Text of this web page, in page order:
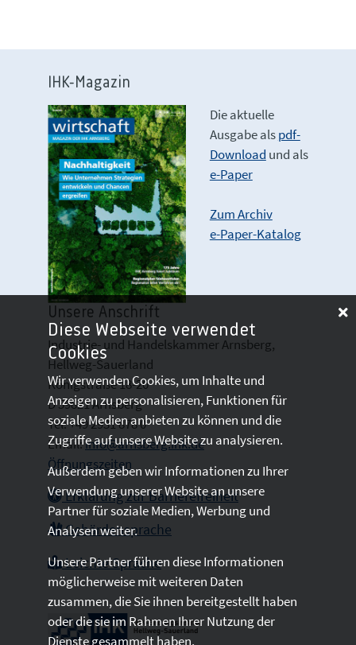
IHK-Magazin
Die aktuelle
Ausgabe alspdf-
Download und als
e-Paper
Zum Archiv
e-Paper-Katalog
Unsere Anschrift
Industrie- und Handelskammer Arnsberg,
Hellweg-Sauerland
Königstraße 18-20
D 59821 Arnsberg
Tel: +49 2931 878 0
Email:info@arnsberg.ihk.de
Öffnungszeiten
Erklärung zur Barrierefreiheit
Gebärdensprache
Leichte Sprache
Diese Webseite verwendet
Cookies
Wir verwenden Cookies, um Inhalte und
Anzeigen zu personalisieren, Funktionen für
soziale Medien anbieten zu können und die
Zugriffe auf unsere Website zu analysieren.
Außerdem geben wir Informationen zu Ihrer
Verwendung unserer Website an unsere
Partner für soziale Medien, Werbung und
Analysen weiter.
Unsere Partner führen diese Informationen
möglicherweise mit weiteren Daten
zusammen, die Sie ihnen bereitgestellt haben
oder die sie im Rahmen Ihrer Nutzung der
Dienste gesammelt haben.